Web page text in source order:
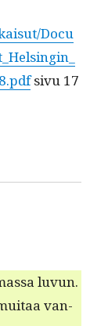
Docu
sivu 17
luvun.
van­